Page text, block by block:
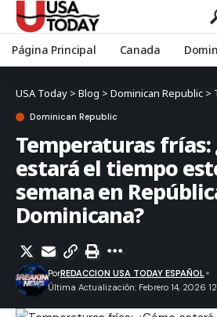
Página Principal Canada
USA Today > Blog > Dominican Republic >
Dominican Republic
Temperaturas frías:
estará el tiempo
semana en
Dominicana?
Última Actualización: Febrero 14, 2026
PorREDACCION USA TODAY ESPAÑOL